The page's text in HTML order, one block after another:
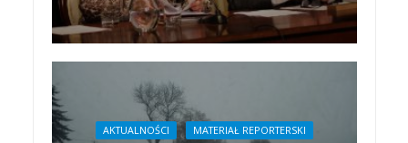
AKTUALNOŚCI MATERIAŁ REPORTERSKI